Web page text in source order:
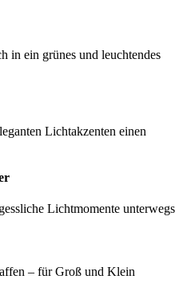
in ein grünes und leuchtendes
Lichtakzenten einen
Lichtmomente unterwegs
– für Groß und Klein